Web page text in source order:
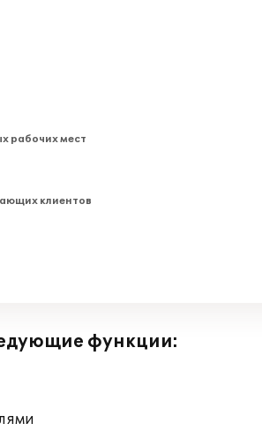
рабочих мест
клиентов
функции: